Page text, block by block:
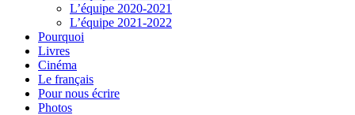
L’équipe 2020-2021
L’équipe 2021-2022
Pourquoi
Livres
Cinéma
Le français
Pour nous écrire
Photos